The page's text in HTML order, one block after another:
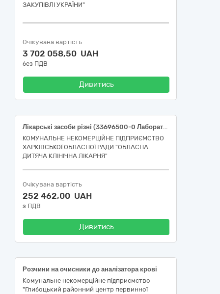
ЗАКУПІВЛІ УКРАЇНИ"
Очікувана вартість
3 702 058,50 UAH
без ПДВ
Дивитись
Лікарські засоби різні (33696500-0 Лабораторні реактиви).
КОМУНАЛЬНЕ НЕКОМЕРЦІЙНЕ ПІДПРИЄМСТВО
ХАРКІВСЬКОЇ ОБЛАСНОЇ РАДИ "ОБЛАСНА
ДИТЯЧА КЛІНІЧНА ЛІКАРНЯ"
Очікувана вартість
252 462,00 UAH
з ПДВ
Дивитись
Розчини на очисники до аналізатора крові
Комунальне некомерційне підприємство
"Глибоцький районний центр первинної